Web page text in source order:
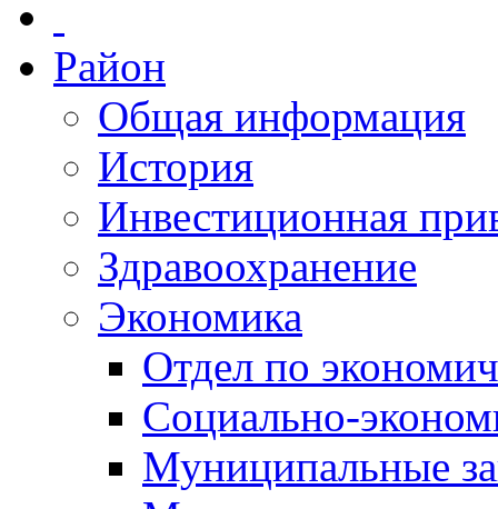
Район
Общая информация
История
Инвестиционная
Здравоохранение
Экономика
Отдел по
Социально-
Муниципальные